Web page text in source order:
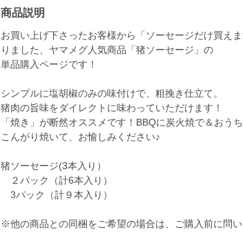
商品説明
お買い上げ下さったお客様から「ソーセージだけ買え
りました、ヤマメグ人気商品「猪ソーセージ」の
単品購入ページです！
シンプルに塩胡椒のみの味付けで、粗挽き仕立て。
猪肉の旨味をダイレクトに味わっていただけます！
「焼き」が断然オススメです！BBQに炭火焼で＆おう
こんがり焼いて、お愉しみください♪
猪ソーセージ(3本入り）
２パック（計6本入り）
3パック（計９本入り）
※他の商品との同梱をご希望の場合は、ご購入前に問